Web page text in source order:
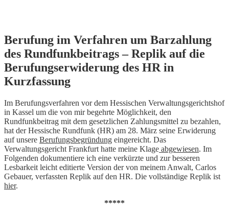
Skip
to
content
Berufung im Verfahren um Barzahlung
des Rundfunkbeitrags – Replik auf die
Berufungserwiderung des HR in
Kurzfassung
Im Berufungsverfahren vor dem Hessischen Verwaltungsgerichtshof
in Kassel um die von mir begehrte Möglichkeit, den
Rundfunkbeitrag mit dem gesetzlichen Zahlungsmittel zu bezahlen,
hat der Hessische Rundfunk (HR) am 28. März seine Erwiderung
auf unsere Berufungsbegründung eingereicht. Das
Verwaltungsgericht Frankfurt hatte meine Klage abgewiesen. Im
Folgenden dokumentiere ich eine verkürzte und zur besseren
Lesbarkeit leicht editierte Version der von meinem Anwalt, Carlos
Gebauer, verfassten Replik auf den HR. Die vollständige Replik ist
hier.
*****